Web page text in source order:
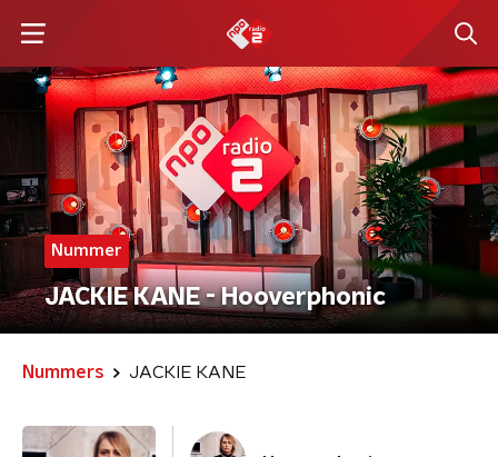
Nummer
JACKIE KANE - Hooverphonic
Nummers JACKIE KANE